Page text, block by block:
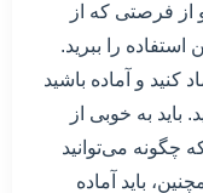
از فرصتی که از
را ببرید.
کنید و آماده باشید
به خوبی از
چگونه می‌توانید
باید آماده